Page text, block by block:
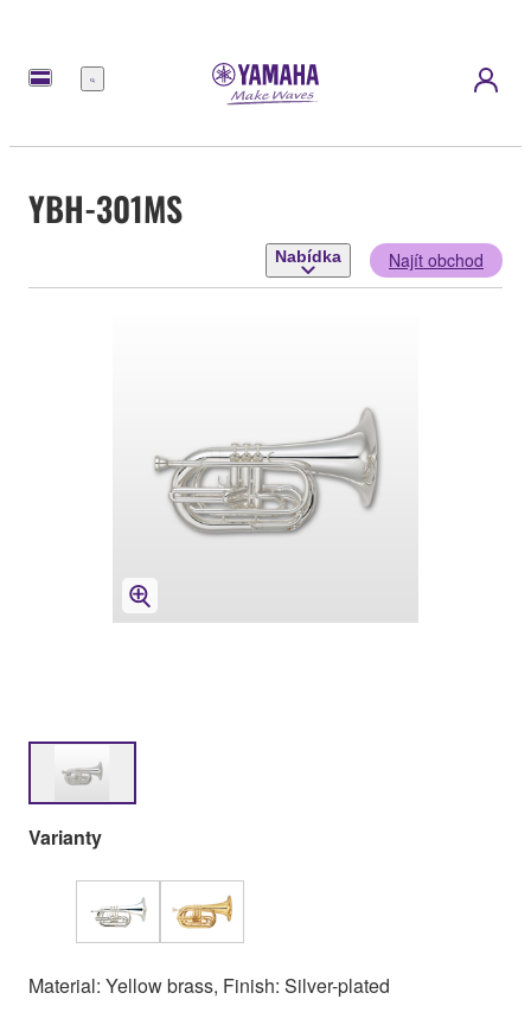
Nabídka
YBH-301MS
Nabídka Najít obchod
Varianty
Material: Yellow brass, Finish: Silver-plated